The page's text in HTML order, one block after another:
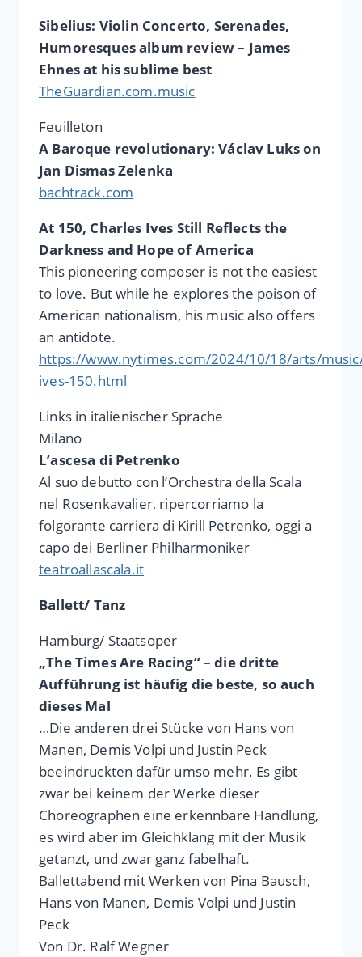
Sibelius: Violin Concerto, Serenades,
Humoresques album review – James
Ehnes at his sublime best
TheGuardian.com.music
Feuilleton
A Baroque revolutionary: Václav Luks on
Jan Dismas Zelenka
bachtrack.com
At 150, Charles Ives Still Reflects the
Darkness and Hope of America
This pioneering composer is not the easiest
to love. But while he explores the poison of
American nationalism, his music also offers
an antidote.
https://www.nytimes.com/2024/10/18/arts/
ives-150.html
Links in italienischer Sprache
Milano
L’ascesa di Petrenko
Al suo debutto con l’Orchestra della Scala
nel Rosenkavalier, ripercorriamo la
folgorante carriera di Kirill Petrenko, oggi a
capo dei Berliner Philharmoniker
teatroallascala.it
Ballett/ Tanz
Hamburg/ Staatsoper
„The Times Are Racing“ – die dritte
Aufführung ist häufig die beste, so auch
dieses Mal
…Die anderen drei Stücke von Hans von
Manen, Demis Volpi und Justin Peck
beeindruckten dafür umso mehr. Es gibt
zwar bei keinem der Werke dieser
Choreographen eine erkennbare Handlung,
es wird aber im Gleichklang mit der Musik
getanzt, und zwar ganz fabelhaft.
Ballettabend mit Werken von Pina Bausch,
Hans von Manen, Demis Volpi und Justin
Peck
Von Dr. Ralf Wegner